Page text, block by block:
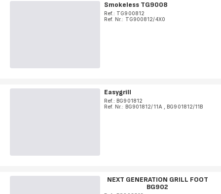
Smokeless TG9008
Ref.: TG900812
Ref. Nr.: TG900812/4X0
Easygrill
Ref.: BG901812
Ref. Nr.: BG901812/11A
BG901812/11B
NEXT GENERATION GRILL FOOT
BG902